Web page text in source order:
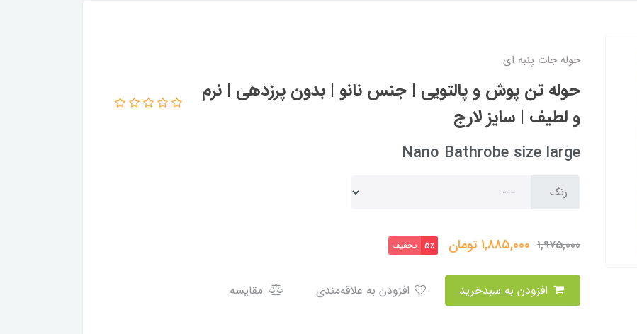
حوله جات پنبه ای
حوله تن پوش و پالتویی | جنس نانو | بدون پرزدهی | نرم
و لطیف | سایز لارج
Nano Bathrobe size large
رنگ
1,975,000
1,885,000تومان 5٪ تخفیف
مقایسه